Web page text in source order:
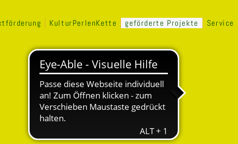
KulturPerlenKette geförderte Projekte Service